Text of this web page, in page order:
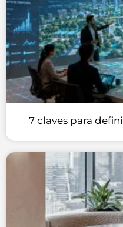
7 claves para